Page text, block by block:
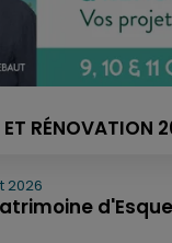
RÉNOVATION
2026